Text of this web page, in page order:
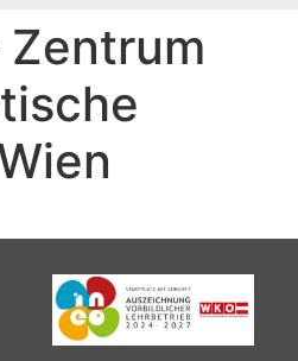
Zentrum